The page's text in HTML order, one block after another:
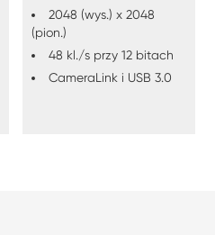
2048 (wys.) x 2048
(pion.)
48 kl./s przy 12 bitach
CameraLink i USB 3.0